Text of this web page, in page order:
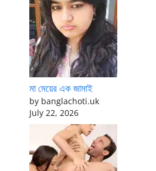
মা মেয়ের এক জামাই
by banglachoti.uk
July 22, 2026